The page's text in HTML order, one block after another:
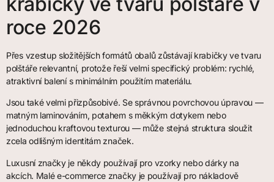
roce 2026
Přes vzestup složitějších formátů obalů zůstávají krabičky ve tvaru
polštáře relevantní, protože řeší velmi specifický problém: rychlé,
atraktivní balení s minimálním použitím materiálu.
Jsou také velmi přizpůsobivé. Se správnou povrchovou úpravou —
matným laminováním, potahem s měkkým dotykem nebo
jednoduchou kraftovou texturou — může stejná struktura sloužit
zcela odlišným identitám značek.
Luxusní značky je někdy používají pro vzorky nebo dárky na
akcích. Malé e-commerce značky je používají pro nákladově